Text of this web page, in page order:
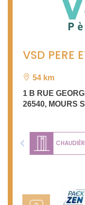
VSD PERE
54 km
1 B RUE
26540, MOURS
Previous